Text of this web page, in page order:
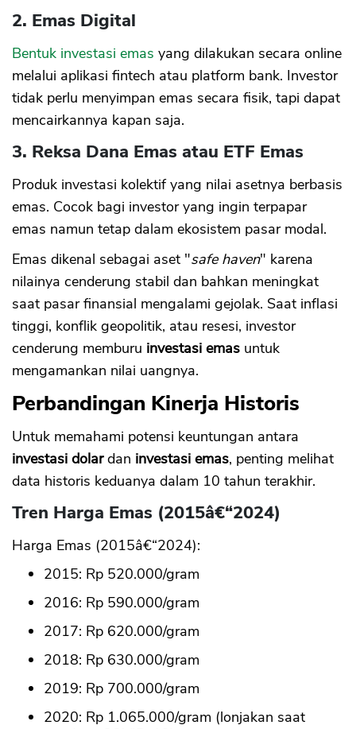
2. Emas Digital
Bentuk investasi emas yang dilakukan secara online
melalui aplikasi fintech atau platform bank. Investor
tidak perlu menyimpan emas secara fisik, tapi dapat
mencairkannya kapan saja.
3. Reksa Dana Emas atau ETF Emas
Produk investasi kolektif yang nilai asetnya berbasis
emas. Cocok bagi investor yang ingin terpapar
emas namun tetap dalam ekosistem pasar modal.
Emas dikenal sebagai aset "safe haven" karena
nilainya cenderung stabil dan bahkan meningkat
saat pasar finansial mengalami gejolak. Saat inflasi
tinggi, konflik geopolitik, atau resesi, investor
cenderung memburu investasi emas untuk
mengamankan nilai uangnya.
Perbandingan Kinerja Historis
Untuk memahami potensi keuntungan antara
investasi dolardan investasi emas, penting melihat
data historis keduanya dalam 10 tahun terakhir.
Tren Harga Emas (2015â€“2024)
Harga Emas (2015â€“2024):
2015: Rp 520.000/gram
2016: Rp 590.000/gram
2017: Rp 620.000/gram
2018: Rp 630.000/gram
2019: Rp 700.000/gram
2020: Rp 1.065.000/gram (lonjakan saat